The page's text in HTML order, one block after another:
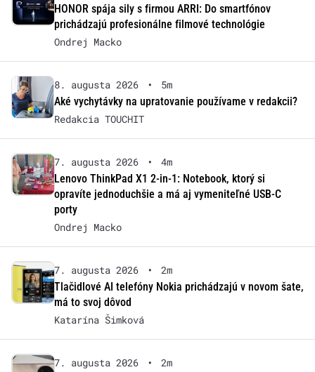
HONOR spája sily s firmou ARRI: Do smartfónov
prichádzajú profesionálne filmové technológie
Ondrej Macko
8. augusta 2026 •
5m
Aké vychytávky na upratovanie používame v redakcii?
Redakcia TOUCHIT
7. augusta 2026 •
4m
Lenovo ThinkPad X1 2-in-1: Notebook, ktorý si
opravíte jednoduchšie a má aj vymeniteľné USB-C
porty
Ondrej Macko
7. augusta 2026 •
2m
Tlačidlové AI telefóny Nokia prichádzajú v novom šate,
má to svoj dôvod
Katarína Šimková
7. augusta 2026 •
2m